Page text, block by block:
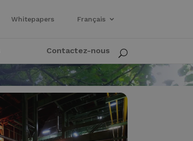
Whitepapers Français
Contactez-nous U